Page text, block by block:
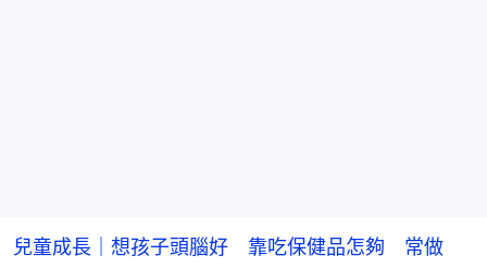
兒童成長｜想孩子頭腦好 靠吃保健品怎夠 常做